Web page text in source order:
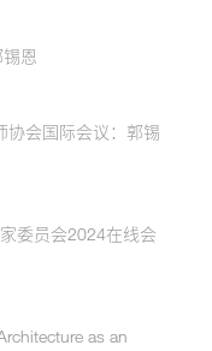
恩
协会国际会议：郭锡
委员会2024在线会
as an